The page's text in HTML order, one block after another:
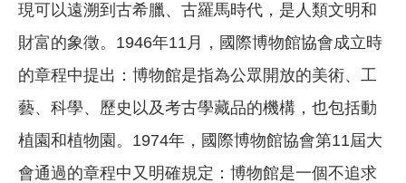
現可以遠溯到古希臘、古羅馬時代，是人類文明和
財富的象徵。1946年11月，國際博物館協會成立時
的章程中提出：博物館是指為公眾開放的美術、工
藝、科學、歷史以及考古學藏品的機構，也包括動
植園和植物園。1974年，國際博物館協會第11屆大
會通過的章程中又明確規定：博物館是一個不追求